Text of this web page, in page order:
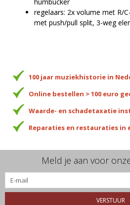
regelaars: 2x volume met R/
met push/pull split, 3-weg
100 jaar muziekhistorie in
Online bestellen > 100 euro
Waarde- en schadetaxatie
Reparaties en restauraties in
Meld je aan voor
VERSTUUR